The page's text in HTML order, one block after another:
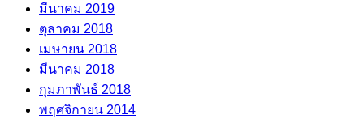
มีนาคม 2019
ตุลาคม 2018
เมษายน 2018
มีนาคม 2018
กุมภาพันธ์ 2018
พฤศจิกายน 2014